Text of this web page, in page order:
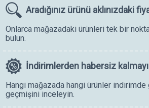
Aradığınız ürünü aklınızdaki
Onlarca mağazadaki ürünleri tek bir
bulun.
İndirimlerden habersiz
Hangi mağazada hangi ürünler indirimde
geçmişini inceleyin.